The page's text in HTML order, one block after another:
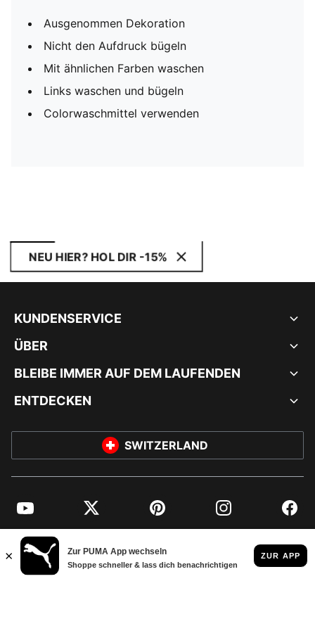
Ausgenommen Dekoration
Nicht den Aufdruck bügeln
Mit ähnlichen Farben waschen
Links waschen und bügeln
Colorwaschmittel verwenden
NEU HIER? HOL DIR -15%
KUNDENSERVICE
ÜBER
BLEIBE IMMER AUF DEM LAUFENDEN
ENTDECKEN
SWITZERLAND
YouTube Twitter Pinterest Instagram
© PUMA EUROPE GMBH, 2026. ALLE RECHTE VORBEHALTEN
IMPRESSUM UND RECHTLICHE HINWEISE